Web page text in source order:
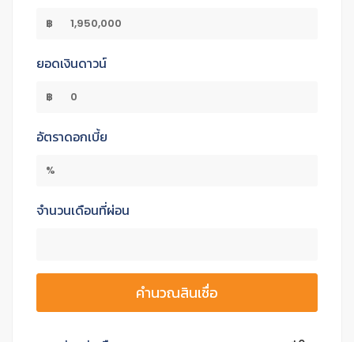
฿
ยอดเงินดาวน์
฿
อัตราดอกเบี้ย
%
จำนวนเดือนที่ผ่อน
คำนวณสินเชื่อ